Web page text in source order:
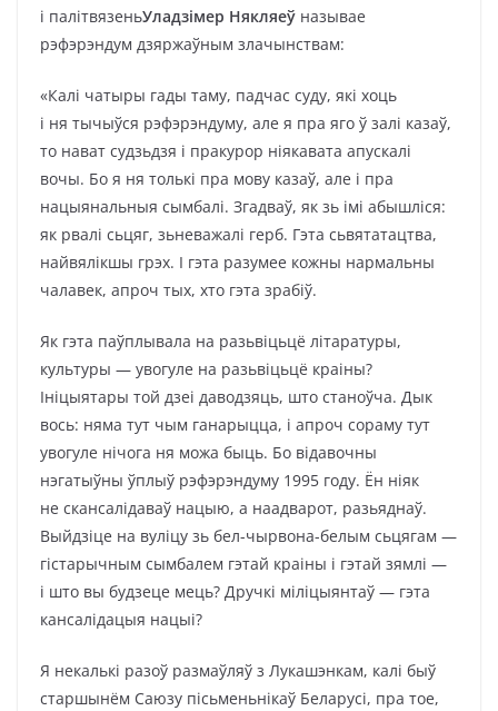
і палітвязеньУладзімер Някляеў называе
рэфэрэндум дзяржаўным злачынствам:
«Калі чатыры гады таму, падчас суду, які хоць
і ня тычыўся рэфэрэндуму, але я пра яго ў залі казаў,
то нават судзьдзя і пракурор ніякавата апускалі
вочы. Бо я ня толькі пра мову казаў, але і пра
нацыянальныя сымбалі. Згадваў, як зь імі абышліся:
як рвалі сьцяг, зьневажалі герб. Гэта сьвятатацтва,
найвялікшы грэх. І гэта разумее кожны нармальны
чалавек, апроч тых, хто гэта зрабіў.
Як гэта паўплывала на разьвіцьцё літаратуры,
культуры — увогуле на разьвіцьцё краіны?
Ініцыятары той дзеі даводзяць, што станоўча. Дык
вось: няма тут чым ганарыцца, і апроч сораму тут
увогуле нічога ня можа быць. Бо відавочны
нэгатыўны ўплыў рэфэрэндуму 1995 году. Ён ніяк
не скансалідаваў нацыю, а наадварот, разьяднаў.
Выйдзіце на вуліцу зь бел-чырвона-белым сьцягам —
гістарычным сымбалем гэтай краіны і гэтай зямлі —
і што вы будзеце мець? Дручкі міліцыянтаў — гэта
кансалідацыя нацыі?
Я некалькі разоў размаўляў з Лукашэнкам, калі быў
старшынём Саюзу пісьменьнікаў Беларусі, пра тое,